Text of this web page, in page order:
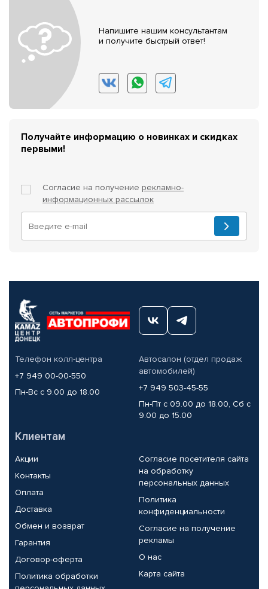
Напишите нашим консультантам
и получите быстрый ответ!
Получайте информацию о новинках и скидках
первыми!
Согласие на получение рекламно-
информационных рассылок
Телефон колл-центра
+7 949 00-00-550
Пн-Вс с 9.00 до 18.00
Автосалон (отдел продаж
автомобилей)
+7 949 503-45-55
Пн-Пт с 09.00 до 18.00, Сб с
9.00 до 15.00
Клиентам
Акции
Контакты
Оплата
Доставка
Обмен и возврат
Гарантия
Договор-оферта
Политика обработки
Согласие посетителя сайта
на обработку
персональных данных
Политика
конфиденциальности
Согласие на получение
рекламы
О нас
Карта сайта